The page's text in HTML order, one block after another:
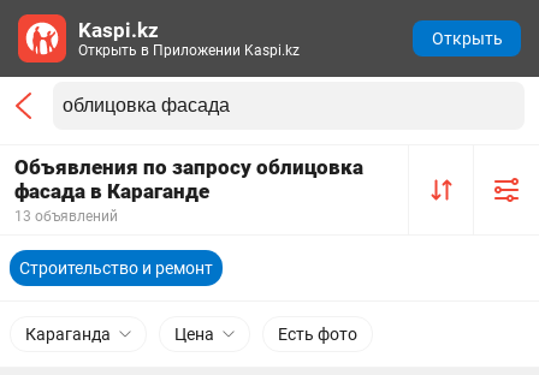
Объявления по запросу облицовка
фасада в Караганде
13 объявлений
Строительство и ремонт
Караганда Цена Есть фото
Kaspi.kz
Открыть в Приложении Kaspi.kz
Открыть